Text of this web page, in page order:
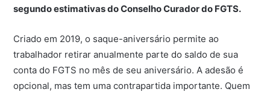
segundo estimativas do Conselho Curador do FGTS.
Criado em 2019, o saque-aniversário permite ao
trabalhador retirar anualmente parte do saldo de sua
conta do FGTS no mês de seu aniversário. A adesão é
opcional, mas tem uma contrapartida importante. Quem